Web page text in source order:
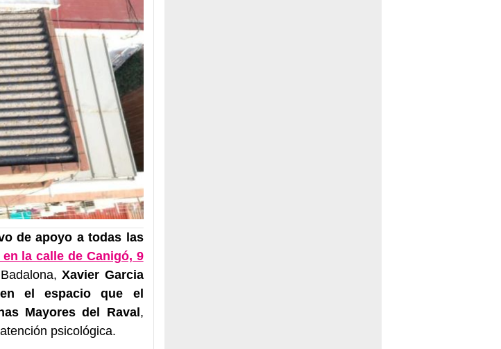
de apoyo a todas las
la calle de Canigó, 9
Xavier Garcia
el espacio que el
Mayores del Raval,
psicológica.